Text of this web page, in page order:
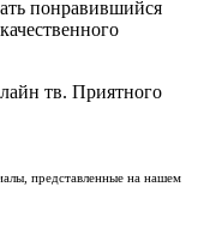
понравившийся
тв. Приятного
представленные на нашем